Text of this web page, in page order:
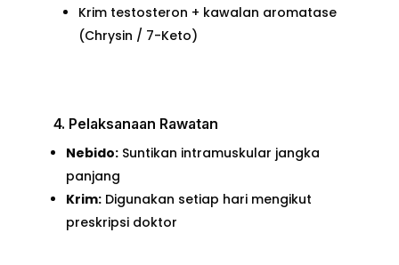
Krim testosteron + kawalan aromatase
(Chrysin / 7-Keto)
4. Pelaksanaan Rawatan
Nebido:Suntikan intramuskular jangka
panjang
Krim:Digunakan setiap hari mengikut
preskripsi doktor